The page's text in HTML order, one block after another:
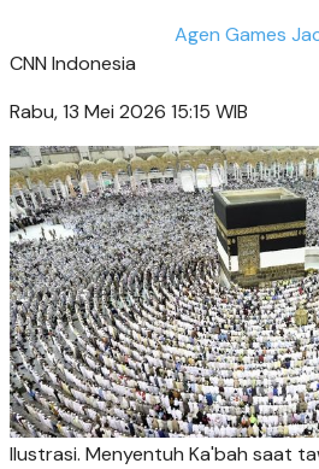
Agen Games
CNN Indonesia
Rabu, 13 Mei 2026 15:15 WIB
Ilustrasi. Menyentuh Ka'bah saat